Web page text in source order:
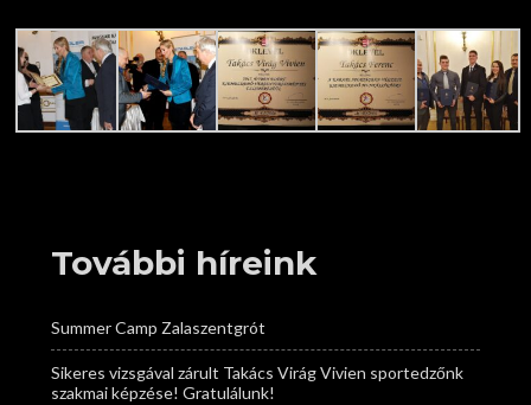
További híreink
Summer Camp Zalaszentgrót
Sikeres vizsgával zárult Takács Virág Vivien sportedzőnk
szakmai képzése! Gratulálunk!